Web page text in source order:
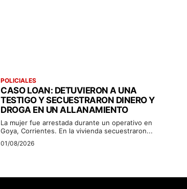
POLICIALES
CASO LOAN: DETUVIERON A UNA
TESTIGO Y SECUESTRARON DINERO Y
DROGA EN UN ALLANAMIENTO
La mujer fue arrestada durante un operativo en
Goya, Corrientes. En la vivienda secuestraron...
01/08/2026